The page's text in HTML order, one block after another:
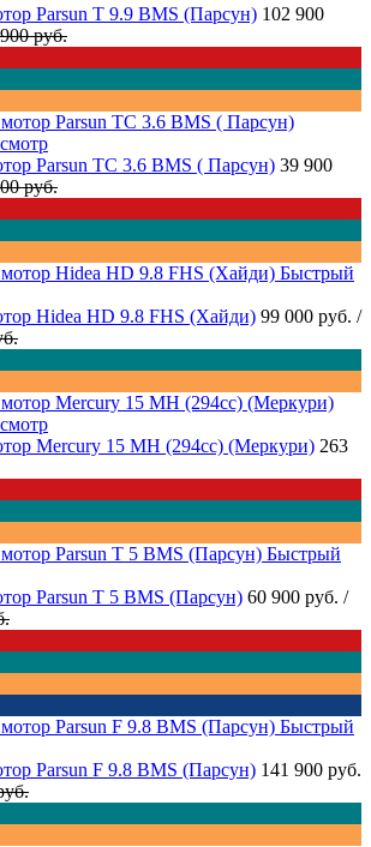
Parsun T 9.9 BMS (Парсун) 102 900
руб.
Parsun TC 3.6 BMS ( Парсун) 39 900
руб.
Быстрый
Hidea HD 9.8 FHS (Хайди) 99 000 руб. /
Mercury 15 MH (294cc) (Меркури) 263
Быстрый
Parsun T 5 BMS (Парсун) 60 900 руб. /
Быстрый
Parsun F 9.8 BMS (Парсун) 141 900 руб.